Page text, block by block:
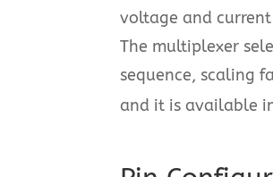
voltage and
The multiplexer
sequence, scaling
and it is available